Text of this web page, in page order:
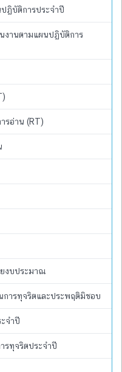
ฏิบัติการประจำปี
งานตามแผนปฏิบัติการ
รอ่าน (RT)
ยงบประมาณ
การทุจริตและประพฤติมิชอบ
จำปี
รทุจริตประจำปี